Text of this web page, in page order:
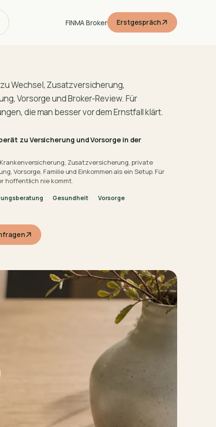
FINMA Broker Erstgespräch
Wechsel, Zusatzversicherung,
Vorsorge und Broker-Review. Für
die man besser vor dem Ernstfall klärt.
zu Versicherung und Vorsorge in der
Zusatzversicherung, private
Vorsorge, Familie und Einkommen als ein Setup. Für
hoffentlich nie kommt.
Gesundheit Vorsorge